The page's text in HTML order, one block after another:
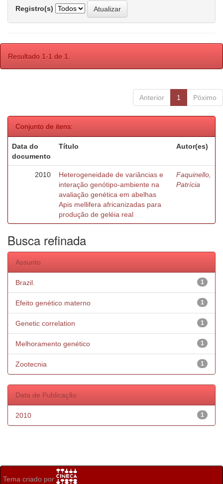
Registro(s)
Resultado 1-1 de 1.
Anterior 1 Póximo
Conjunto de itens:
Data do
documento
Título Autor(es)
2010
Heterogeneidade de variâncias e
interação genótipo-ambiente na
avaliação genética em abelhas
Apis mellifera africanizadas para
produção de geléia real
Faquinello,
Patrícia
Busca refinada
Assunto
1
Brazil.
1
Efeito genético materno
1
Genetic correlation
1
Melhoramento genético
1
Zootecnia
Data de Publicação
1
2010
Tema criado por